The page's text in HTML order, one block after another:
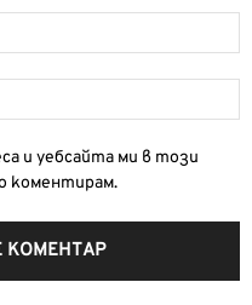
и уебсайта ми в този
коментирам.